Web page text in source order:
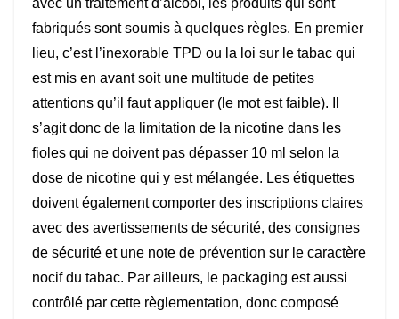
avec un traitement d’alcool, les produits qui sont
fabriqués sont soumis à quelques règles. En premier
lieu, c’est l’inexorable TPD ou la loi sur le tabac qui
est mis en avant soit une multitude de petites
attentions qu’il faut appliquer (le mot est faible). Il
s’agit donc de la limitation de la nicotine dans les
fioles qui ne doivent pas dépasser 10 ml selon la
dose de nicotine qui y est mélangée. Les étiquettes
doivent également comporter des inscriptions claires
avec des avertissements de sécurité, des consignes
de sécurité et une note de prévention sur le caractère
nocif du tabac. Par ailleurs, le packaging est aussi
contrôlé par cette règlementation, donc composé